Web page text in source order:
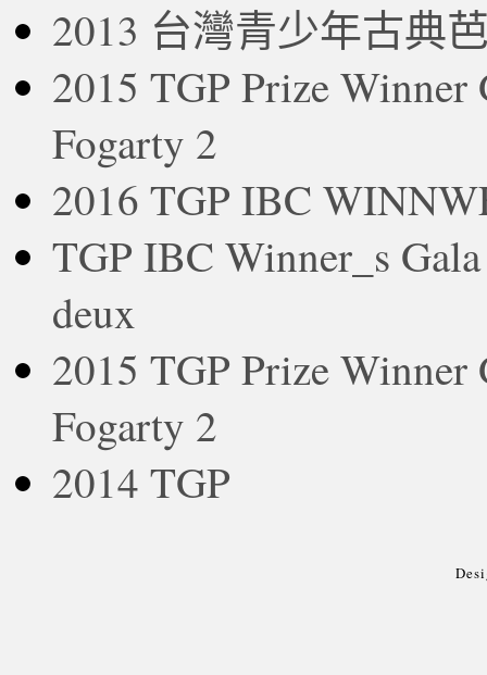
2013 台灣青少年古典
2015 TGP Prize
Fogarty 2
2016 TGP IBC
TGP IBC Winner_s
deux
2015 TGP Prize
Fogarty 2
2014 TGP